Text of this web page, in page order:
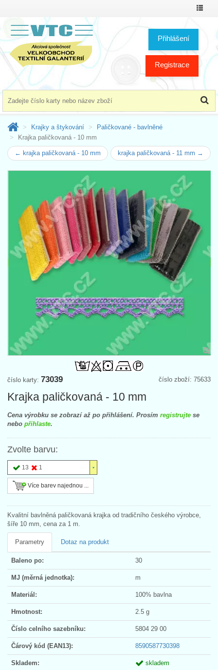
Přihlášení
Registrace
Krajky a štykování
Paličkované - bavlněné
Krajka paličkovaná - 10 mm
← krajka paličkovaná - 10 mm krajka paličkovaná - 11 mm →
číslo zboží: 75633
číslo karty: 73039
Krajka paličkovaná - 10 mm
Cena výrobku se zobrazí až po přihlášení. Prosím registrujte se
nebo přihlaste.
Zvolte barvu:
13 1
Více barev najednou ...
Kvalitní bavlněná paličkovaná krajka od tradičního českého výrobce,
šíře 10 mm, cena za 1 m.
Parametry Dotaz na produkt
Baleno po: 30
MJ (měrná jednotka): m
Materiál: 100% bavlna
Hmotnost: 2.5 g
Číslo celního sazebníku: 5804 29 00
Čárový kód (EAN13): 8590587730398
Skladem: skladem